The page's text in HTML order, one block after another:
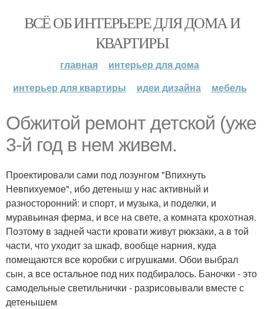
ВСЁ ОБ ИНТЕРЬЕРЕ ДЛЯ ДОМА И
КВАРТИРЫ
главная
интерьер для дома
интерьер для квартиры
идеи дизайна мебель
Обжитой ремонт детской (уже
3-й год в нем живем.
Проектировали сами под лозунгом "Впихнуть
Невпихуемое", ибо детеныш у нас активный и
разносторонний: и спорт, и музыка, и поделки, и
муравьиная ферма, и все на свете, а комната крохотная.
Поэтому в задней части кровати живут рюкзаки, а в той
части, что уходит за шкаф, вообще нарния, куда
помещаются все коробки с игрушками. Обои выбрал
сын, а все остальное под них подбиралось. Баночки - это
самодельные светильнички - разрисовывали вместе с
детенышем